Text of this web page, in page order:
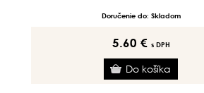
Doručenie do: Skladom
5.60 € s DPH